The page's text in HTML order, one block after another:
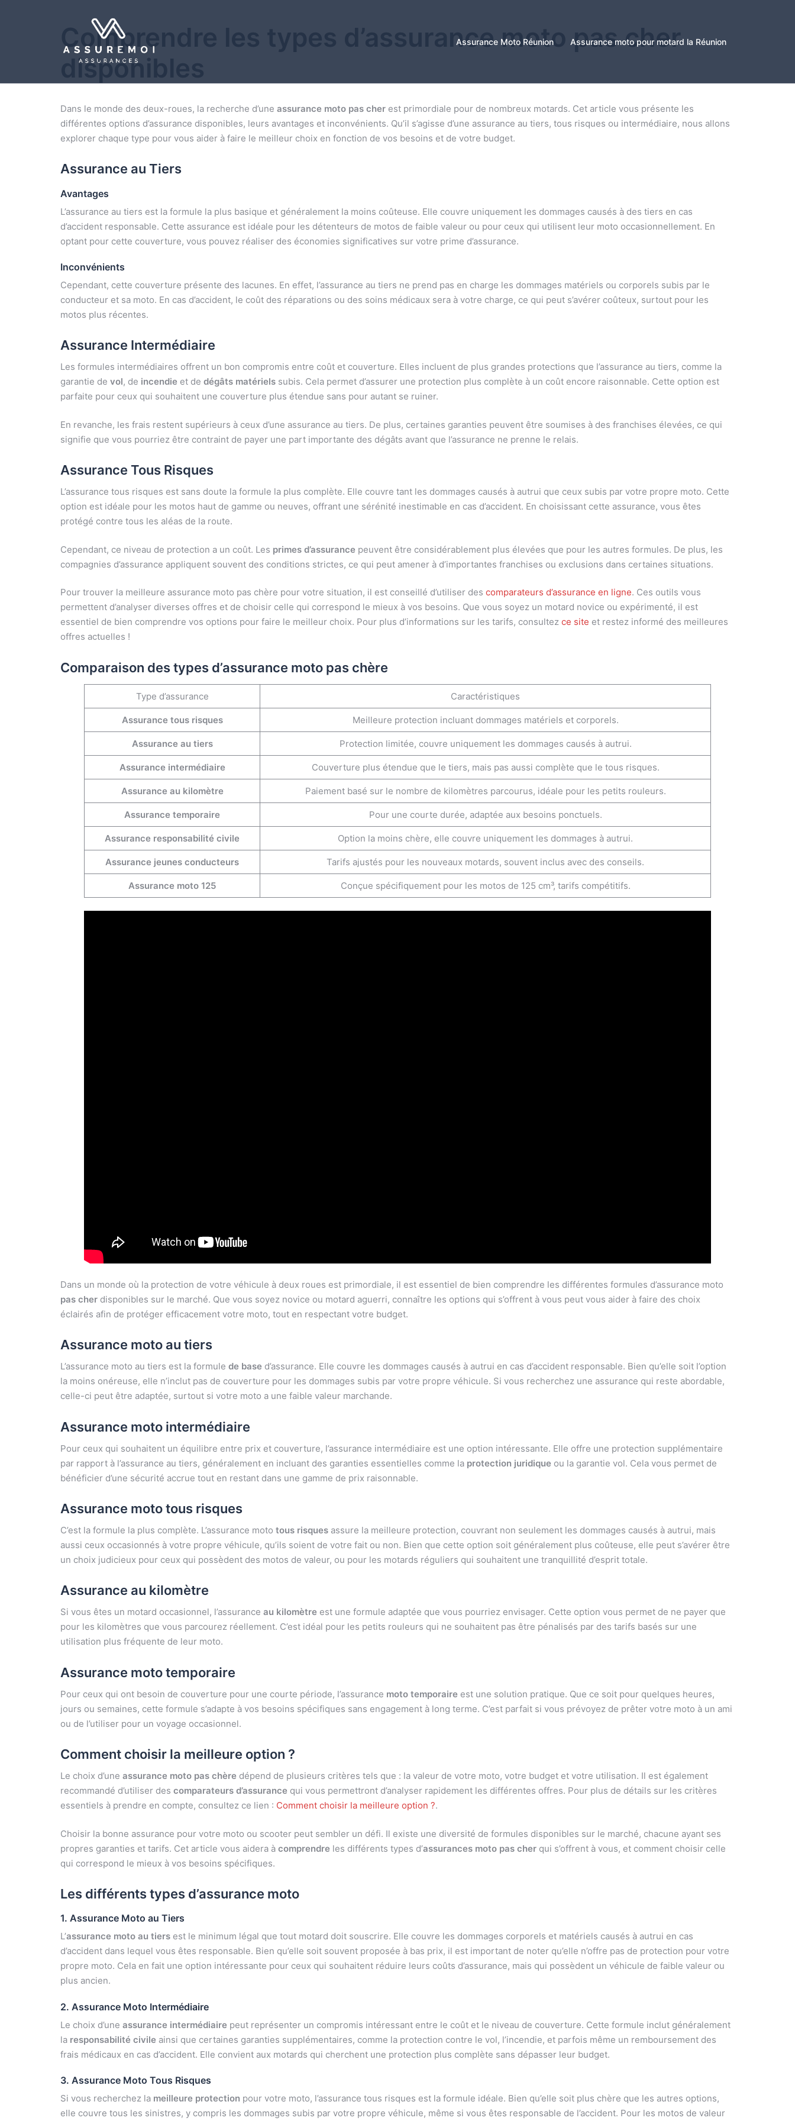
Assurance Moto Réunion Assurance moto pour motard la Réunion
Comprendre les types d’assurance moto pas cher
disponibles
Dans le monde des deux-roues, la recherche d’une assurance moto pas cher est primordiale pour de nombreux motards. Cet article vous présente les
différentes options d’assurance disponibles, leurs avantages et inconvénients. Qu’il s’agisse d’une assurance au tiers, tous risques ou intermédiaire, nous allons
explorer chaque type pour vous aider à faire le meilleur choix en fonction de vos besoins et de votre budget.
Assurance au Tiers
Avantages
L’assurance au tiers est la formule la plus basique et généralement la moins coûteuse. Elle couvre uniquement les dommages causés à des tiers en cas
d’accident responsable. Cette assurance est idéale pour les détenteurs de motos de faible valeur ou pour ceux qui utilisent leur moto occasionnellement. En
optant pour cette couverture, vous pouvez réaliser des économies significatives sur votre prime d’assurance.
Inconvénients
Cependant, cette couverture présente des lacunes. En effet, l’assurance au tiers ne prend pas en charge les dommages matériels ou corporels subis par le
conducteur et sa moto. En cas d’accident, le coût des réparations ou des soins médicaux sera à votre charge, ce qui peut s’avérer coûteux, surtout pour les
motos plus récentes.
Assurance Intermédiaire
Les formules intermédiaires offrent un bon compromis entre coût et couverture. Elles incluent de plus grandes protections que l’assurance au tiers, comme la
garantie de vol, de incendie et de dégâts matériels subis. Cela permet d’assurer une protection plus complète à un coût encore raisonnable. Cette option est
parfaite pour ceux qui souhaitent une couverture plus étendue sans pour autant se ruiner.
En revanche, les frais restent supérieurs à ceux d’une assurance au tiers. De plus, certaines garanties peuvent être soumises à des franchises élevées, ce qui
signifie que vous pourriez être contraint de payer une part importante des dégâts avant que l’assurance ne prenne le relais.
Assurance Tous Risques
L’assurance tous risques est sans doute la formule la plus complète. Elle couvre tant les dommages causés à autrui que ceux subis par votre propre moto. Cette
option est idéale pour les motos haut de gamme ou neuves, offrant une sérénité inestimable en cas d’accident. En choisissant cette assurance, vous êtes
protégé contre tous les aléas de la route.
Cependant, ce niveau de protection a un coût. Les primes d’assurance peuvent être considérablement plus élevées que pour les autres formules. De plus, les
compagnies d’assurance appliquent souvent des conditions strictes, ce qui peut amener à d’importantes franchises ou exclusions dans certaines situations.
Pour trouver la meilleure assurance moto pas chère pour votre situation, il est conseillé d’utiliser des comparateurs d’assurance en ligne. Ces outils vous
permettent d’analyser diverses offres et de choisir celle qui correspond le mieux à vos besoins. Que vous soyez un motard novice ou expérimenté, il est
essentiel de bien comprendre vos options pour faire le meilleur choix. Pour plus d’informations sur les tarifs, consultez ce site et restez informé des meilleures
offres actuelles !
Comparaison des types d’assurance moto pas chère
Type d’assurance Caractéristiques
Assurance tous risques Meilleure protection incluant dommages matériels et corporels.
Assurance au tiers Protection limitée, couvre uniquement les dommages causés à autrui.
Assurance intermédiaire Couverture plus étendue que le tiers, mais pas aussi complète que le tous risques.
Assurance au kilomètre Paiement basé sur le nombre de kilomètres parcourus, idéale pour les petits rouleurs.
Assurance temporaire Pour une courte durée, adaptée aux besoins ponctuels.
Assurance responsabilité civile Option la moins chère, elle couvre uniquement les dommages à autrui.
Assurance jeunes conducteurs Tarifs ajustés pour les nouveaux motards, souvent inclus avec des conseils.
Assurance moto 125 Conçue spécifiquement pour les motos de 125 cm³, tarifs compétitifs.
Dans un monde où la protection de votre véhicule à deux roues est primordiale, il est essentiel de bien comprendre les différentes formules d’assurance moto
pas cher disponibles sur le marché. Que vous soyez novice ou motard aguerri, connaître les options qui s’offrent à vous peut vous aider à faire des choix
éclairés afin de protéger efficacement votre moto, tout en respectant votre budget.
Assurance moto au tiers
L’assurance moto au tiers est la formule de base d’assurance. Elle couvre les dommages causés à autrui en cas d’accident responsable. Bien qu’elle soit l’option
la moins onéreuse, elle n’inclut pas de couverture pour les dommages subis par votre propre véhicule. Si vous recherchez une assurance qui reste abordable,
celle-ci peut être adaptée, surtout si votre moto a une faible valeur marchande.
Assurance moto intermédiaire
Pour ceux qui souhaitent un équilibre entre prix et couverture, l’assurance intermédiaire est une option intéressante. Elle offre une protection supplémentaire
par rapport à l’assurance au tiers, généralement en incluant des garanties essentielles comme la protection juridique ou la garantie vol. Cela vous permet de
bénéficier d’une sécurité accrue tout en restant dans une gamme de prix raisonnable.
Assurance moto tous risques
C’est la formule la plus complète. L’assurance moto tous risques assure la meilleure protection, couvrant non seulement les dommages causés à autrui, mais
aussi ceux occasionnés à votre propre véhicule, qu’ils soient de votre fait ou non. Bien que cette option soit généralement plus coûteuse, elle peut s’avérer être
un choix judicieux pour ceux qui possèdent des motos de valeur, ou pour les motards réguliers qui souhaitent une tranquillité d’esprit totale.
Assurance au kilomètre
Si vous êtes un motard occasionnel, l’assurance au kilomètre est une formule adaptée que vous pourriez envisager. Cette option vous permet de ne payer que
pour les kilomètres que vous parcourez réellement. C’est idéal pour les petits rouleurs qui ne souhaitent pas être pénalisés par des tarifs basés sur une
utilisation plus fréquente de leur moto.
Assurance moto temporaire
Pour ceux qui ont besoin de couverture pour une courte période, l’assurance moto temporaire est une solution pratique. Que ce soit pour quelques heures,
jours ou semaines, cette formule s’adapte à vos besoins spécifiques sans engagement à long terme. C’est parfait si vous prévoyez de prêter votre moto à un ami
ou de l’utiliser pour un voyage occasionnel.
Comment choisir la meilleure option ?
Le choix d’une assurance moto pas chère dépend de plusieurs critères tels que : la valeur de votre moto, votre budget et votre utilisation. Il est également
recommandé d’utiliser des comparateurs d’assurance qui vous permettront d’analyser rapidement les différentes offres. Pour plus de détails sur les critères
essentiels à prendre en compte, consultez ce lien : Comment choisir la meilleure option ?.
Choisir la bonne assurance pour votre moto ou scooter peut sembler un défi. Il existe une diversité de formules disponibles sur le marché, chacune ayant ses
propres garanties et tarifs. Cet article vous aidera à comprendre les différents types d’assurances moto pas cher qui s’offrent à vous, et comment choisir celle
qui correspond le mieux à vos besoins spécifiques.
Les différents types d’assurance moto
1. Assurance Moto au Tiers
L’assurance moto au tiers est le minimum légal que tout motard doit souscrire. Elle couvre les dommages corporels et matériels causés à autrui en cas
d’accident dans lequel vous êtes responsable. Bien qu’elle soit souvent proposée à bas prix, il est important de noter qu’elle n’offre pas de protection pour votre
propre moto. Cela en fait une option intéressante pour ceux qui souhaitent réduire leurs coûts d’assurance, mais qui possèdent un véhicule de faible valeur ou
plus ancien.
2. Assurance Moto Intermédiaire
Le choix d’une assurance intermédiaire peut représenter un compromis intéressant entre le coût et le niveau de couverture. Cette formule inclut généralement
la responsabilité civile ainsi que certaines garanties supplémentaires, comme la protection contre le vol, l’incendie, et parfois même un remboursement des
frais médicaux en cas d’accident. Elle convient aux motards qui cherchent une protection plus complète sans dépasser leur budget.
3. Assurance Moto Tous Risques
Si vous recherchez la meilleure protection pour votre moto, l’assurance tous risques est la formule idéale. Bien qu’elle soit plus chère que les autres options,
elle couvre tous les sinistres, y compris les dommages subis par votre propre véhicule, même si vous êtes responsable de l’accident. Pour les motos de valeur